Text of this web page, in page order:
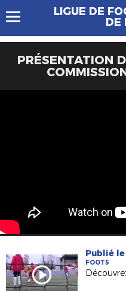
LIGUE DE
DE
PRÉSENTATION
Publié
FOOT5